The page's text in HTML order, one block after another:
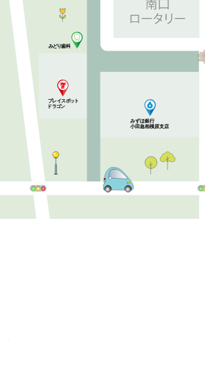
みどり歯科
プレイスポット
ドラゴン
みずほ銀行
小田急相模原支店